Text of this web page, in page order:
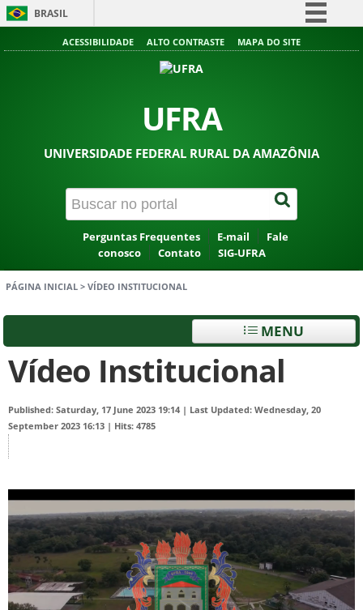
BRASIL
Simplifique!
Acesso à informação
ACESSIBILIDADE ALTO CONTRASTE MAPA DO SITE
UFRA
UNIVERSIDADE FEDERAL RURAL DA AMAZÔNIA
Perguntas Frequentes E-mail
Fale
conosco
Contato SIG-UFRA
PÁGINA INICIAL > VÍDEO INSTITUCIONAL
MENU
Vídeo Institucional
Published: Saturday, 17 June 2023 19:14 | Last Updated: Wednesday, 20
September 2023 16:13 | Hits: 4785